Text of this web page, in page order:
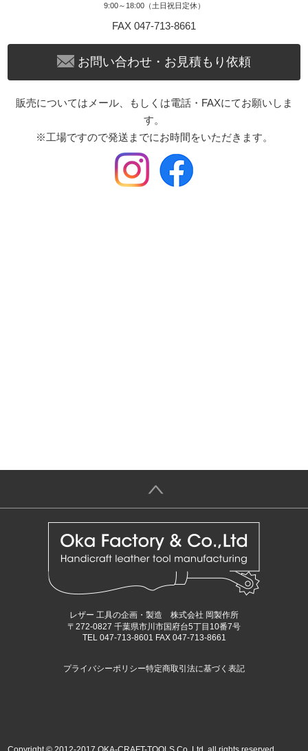
9:00～18:00（土日祝日定休）
FAX 047-713-8661
お問い合わせ・お見積もり依頼
販売についてはメール、もしくは電話・FAXにてお願いしま
す。
※工場ですので発送までにお時間をいただきます。
＞
レザー 工具の企画・製造 株式会社 岡製作所
〒272-0827 千葉県市川市国府台5丁目10番7号
TEL 047-713-8601 FAX 047-713-8661
プライバシーポリシー特定商取引法に基づく表記